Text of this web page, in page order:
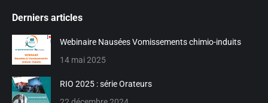
Derniers articles
Webinaire Nausées Vomissements chimio-induits
14 mai 2025
RIO 2025 : série Orateurs